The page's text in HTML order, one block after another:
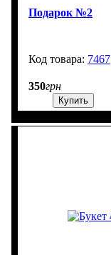
Подарок №2
7467
350грн
Купить